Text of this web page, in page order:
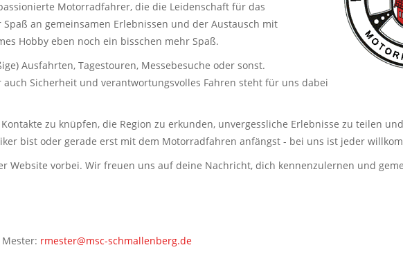
Motorradfahrer, die die Leidenschaft für das
an gemeinsamen Erlebnissen und der Austausch mit
Hobby eben noch ein bisschen mehr Spaß.
Ausfahrten, Tagestouren, Messebesuche oder sonst.
Sicherheit und verantwortungsvolles Fahren steht für uns dabei
zu knüpfen, die Region zu erkunden, unvergessliche Erlebnisse zu teilen
bist oder gerade erst mit dem Motorradfahren anfängst - bei uns ist jeder
Website vorbei. Wir freuen uns auf deine Nachricht, dich kennenzulernen und
rmester@msc-schmallenberg.de